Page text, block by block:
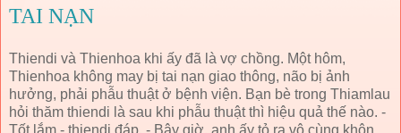
TAI NẠN
Thiendi và Thienhoa khi ấy đã là vợ chồng. Một hôm,
Thienhoa không may bị tai nạn giao thông, não bị ảnh
hưởng, phải phẫu thuật ở bệnh viện. Bạn bè trong Thiamlau
hỏi thăm thiendi là sau khi phẫu thuật thì hiệu quả thế nào. -
Tốt lắm - thiendi đáp. - Bây giờ, anh ấy tỏ ra vô cùng khôn